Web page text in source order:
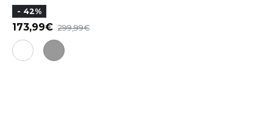
- 42%
173,99 299,99